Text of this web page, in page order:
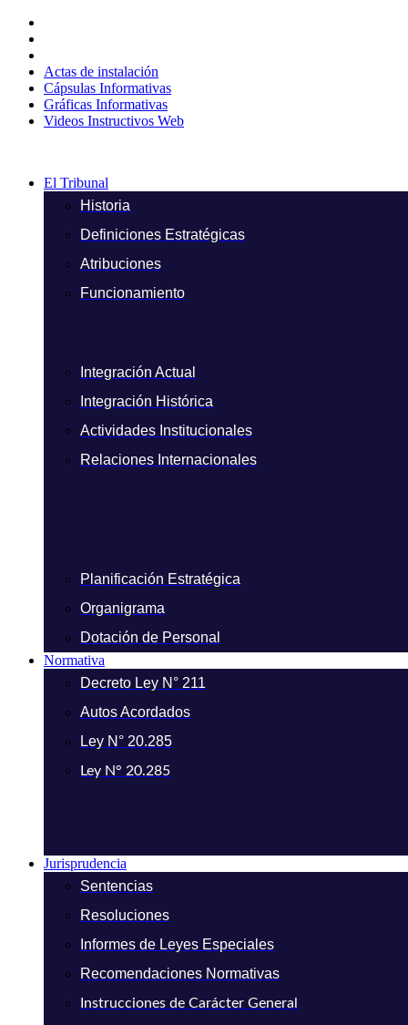
contenido
Actas de instalación
Cápsulas Informativas
Gráficas Informativas
Videos Instructivos Web
El Tribunal
Historia
Definiciones Estratégicas
Atribuciones
Funcionamiento
Integración Actual
Integración Histórica
Actividades Institucionales
Relaciones Internacionales
Planificación Estratégica
Organigrama
Dotación de Personal
Normativa
Decreto Ley N° 211
Autos Acordados
Ley N° 20.285
Ley N° 20.285
Jurisprudencia
Sentencias
Resoluciones
Informes de Leyes Especiales
Recomendaciones Normativas
Instrucciones de Carácter General